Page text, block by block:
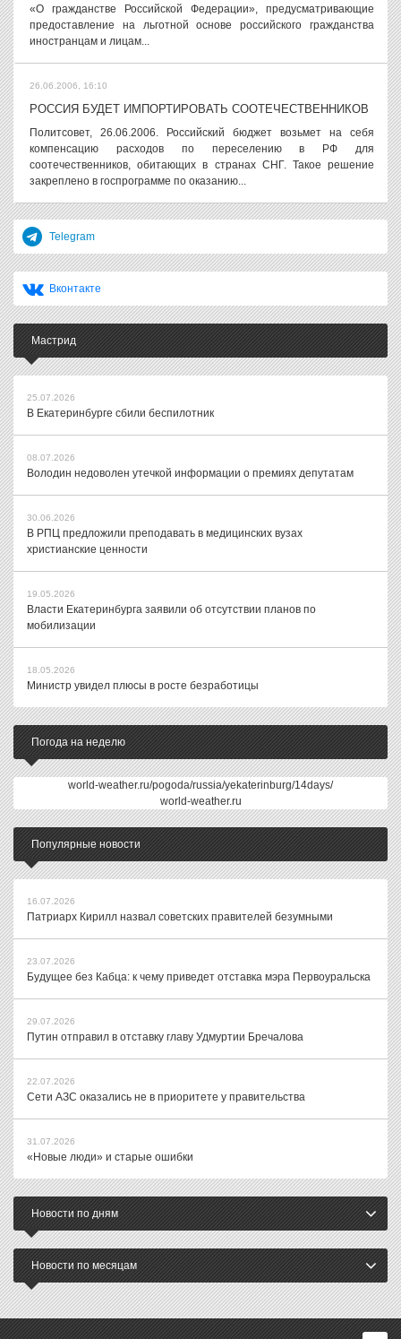
«О гражданстве Российской Федерации», предусматривающие
предоставление на льготной основе российского гражданства
иностранцам и лицам...
26.06.2006, 16:10
РОССИЯ БУДЕТ ИМПОРТИРОВАТЬ СООТЕЧЕСТВЕННИКОВ
Политсовет, 26.06.2006. Российский бюджет возьмет на себя
компенсацию расходов по переселению в РФ для
соотечественников, обитающих в странах СНГ. Такое решение
закреплено в госпрограмме по оказанию...
Telegram
Вконтакте
Мастрид
25.07.2026
В Екатеринбурге сбили беспилотник
08.07.2026
Володин недоволен утечкой информации о премиях депутатам
30.06.2026
В РПЦ предложили преподавать в медицинских вузах
христианские ценности
19.05.2026
Власти Екатеринбурга заявили об отсутствии планов по
мобилизации
18.05.2026
Министр увидел плюсы в росте безработицы
Погода на неделю
world-weather.ru/pogoda/russia/yekaterinburg/14days/
world-weather.ru
Популярные новости
16.07.2026
Патриарх Кирилл назвал советских правителей безумными
23.07.2026
Будущее без Кабца: к чему приведет отставка мэра Первоуральска
29.07.2026
Путин отправил в отставку главу Удмуртии Бречалова
22.07.2026
Сети АЗС оказались не в приоритете у правительства
31.07.2026
«Новые люди» и старые ошибки
Новости по дням
Новости по месяцам